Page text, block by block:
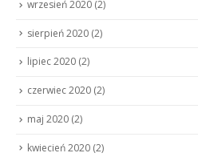
wrzesień 2020 (2)
sierpień 2020 (2)
lipiec 2020 (2)
czerwiec 2020 (2)
maj 2020 (2)
kwiecień 2020 (2)